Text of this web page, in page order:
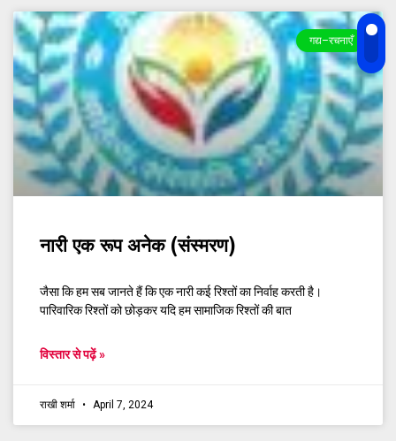
गद्य–रचनाएँ
नारी एक रूप अनेक (संस्मरण)
जैसा कि हम सब जानते हैं कि एक नारी कई रिश्तों का निर्वाह करती है।
पारिवारिक रिश्तों को छोड़कर यदि हम सामाजिक रिश्तों की बात
विस्तार से पढ़ें »
राखी शर्मा April 7, 2024